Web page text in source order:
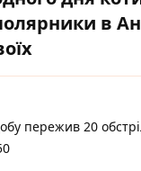
в
пережив 20